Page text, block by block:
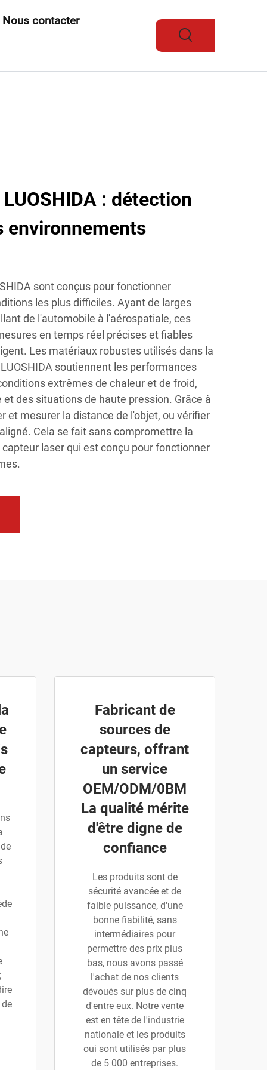
Nous contacter
: détection
environnements
sont conçus pour fonctionner
les plus difficiles. Ayant de larges
de l'automobile à l'aérospatiale, ces
en temps réel précises et fiables
Les matériaux robustes utilisés dans la
soutiennent les performances
extrêmes de chaleur et de froid,
des situations de haute pression. Grâce à
et mesurer la distance de l'objet, ou vérifier
Cela se fait sans compromettre la
laser qui est conçu pour fonctionner
Fabricant de
sources de
capteurs, offrant
un service
OEM/ODM/0BM
La qualité mérite
d'être digne de
confiance
Les produits sont de
sécurité avancée et de
faible puissance, d'une
bonne fiabilité, sans
intermédiaires pour
permettre des prix plus
bas, nous avons passé
l'achat de nos clients
dévoués sur plus de cinq
d'entre eux. Notre vente
est en tête de l'industrie
nationale et les produits
oui sont utilisés par plus
de 5 000 entreprises.